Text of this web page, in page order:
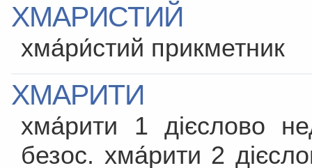
ХМАРИСТИЙ
хма́ри́стий прикметник
ХМАРИТИ
хма́рити 1 дієслово
безос. хма́рити 2